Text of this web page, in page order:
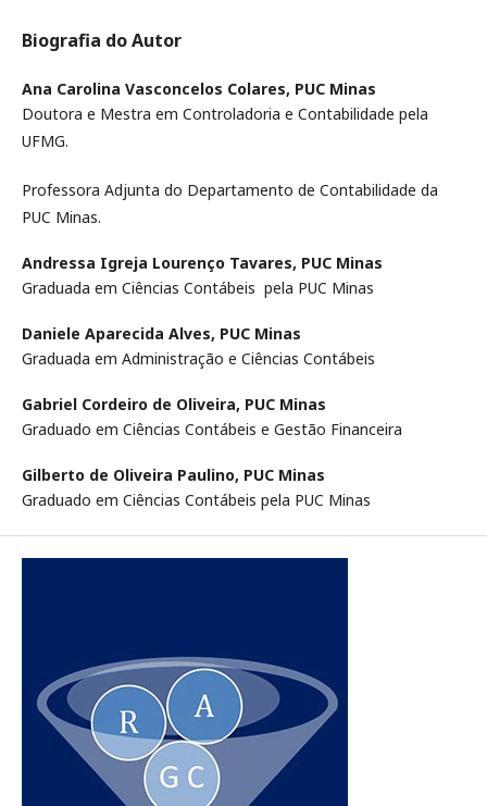
Biografia do Autor
Ana Carolina Vasconcelos Colares, PUC Minas
Doutora e Mestra em Controladoria e Contabilidade pela
UFMG.
Professora Adjunta do Departamento de Contabilidade da
PUC Minas.
Andressa Igreja Lourenço Tavares, PUC Minas
Graduada em Ciências Contábeis pela PUC Minas
Daniele Aparecida Alves, PUC Minas
Graduada em Administração e Ciências Contábeis
Gabriel Cordeiro de Oliveira, PUC Minas
Graduado em Ciências Contábeis e Gestão Financeira
Gilberto de Oliveira Paulino, PUC Minas
Graduado em Ciências Contábeis pela PUC Minas